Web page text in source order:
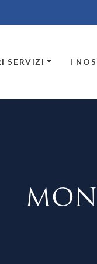
SERVIZI I